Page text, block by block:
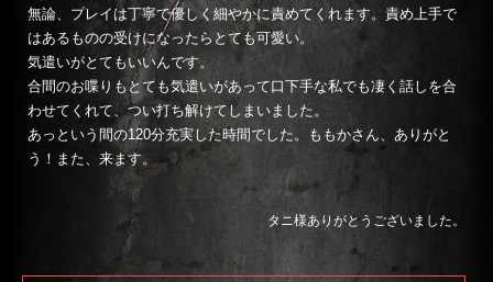
無論、プレイは丁寧で優しく細やかに責めてくれます。責め上手で
はあるものの受けになったらとても可愛い。
気遣いがとてもいいんです。
合間のお喋りもとても気遣いがあって口下手な私でも凄く話しを合
わせてくれて、つい打ち解けてしまいました。
あっという間の120分充実した時間でした。ももかさん、ありがと
う！また、来ます。
タニ様ありがとうございました。